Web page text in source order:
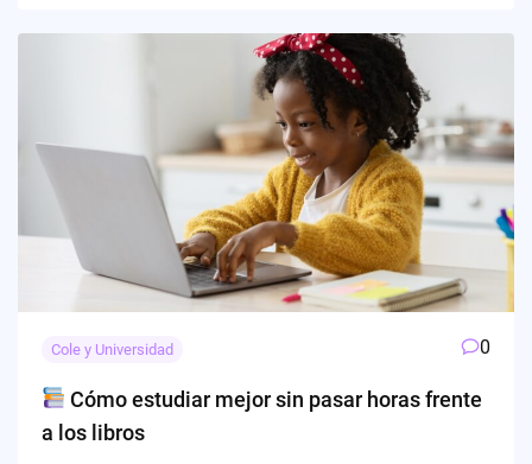
Cole y Universidad 0
Cómo estudiar mejor sin pasar horas frente
a los libros